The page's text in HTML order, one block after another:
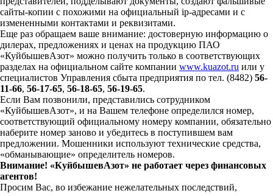
сайты-копии с похожими на официальный ip-адресами и с
измененными контактами и реквизитами.
Еще раз обращаем ваше внимание: достоверную информацию о
дилерах, предложениях и ценах на продукцию ПАО
«КуйбышевАзот» можно получить только в соответствующих
разделах на официальном сайте компании www.kuazot.ru или у
специалистов Управления сбыта предприятия по тел. (8482) 56-
11-66, 56-17-65, 56-18-65, 56-19-65.
Если Вам позвонили, представились сотрудником
«КуйбышевАзот», и на Вашем телефоне определился номер,
соответствующий официальному номеру компании, обязательно
наберите номер заново и убедитесь в поступившем вам
предложении. Мошенники используют технические средства,
«обманывающие» определитель номеров.
Внимание! «КуйбышевАзот» не работает через финансовых
агентов!
Просим Вас, во избежание нежелательных последствий,